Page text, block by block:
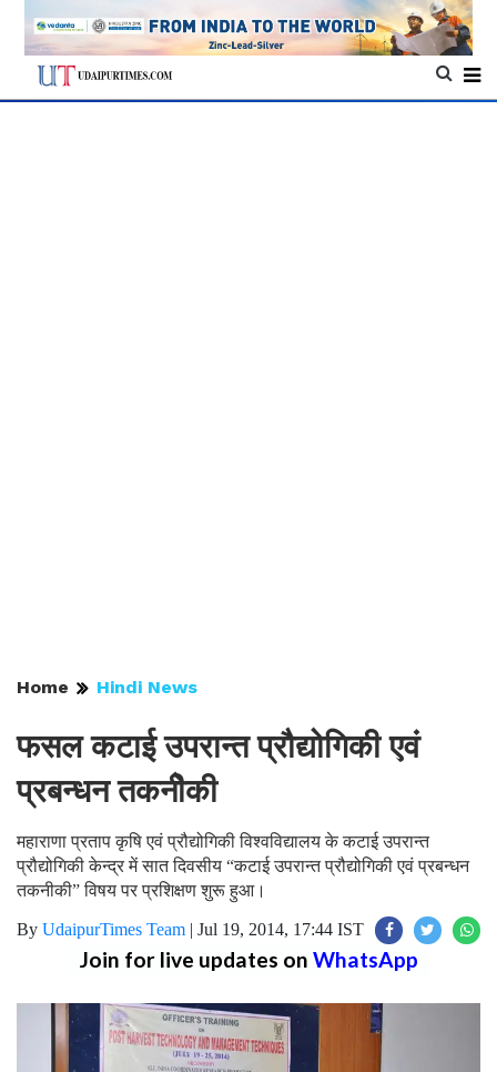
Home Hindi News
फसल कटाई उपरान्त प्रौद्योगिकी एवं
प्रबन्धन तकनीेकी
महाराणा प्रताप कृषि एवं प्रौद्योगिकी विश्वविद्यालय के कटाई उपरान्त
प्रौद्योगिकी केन्द्र में सात दिवसीय “कटाई उपरान्त प्रौद्योगिकी एवं प्रबन्धन
तकनीकी” विषय पर प्रशिक्षण शुरू हुआ।
By UdaipurTimes Team | Jul 19, 2014, 17:44 IST
Join for live updates on WhatsApp